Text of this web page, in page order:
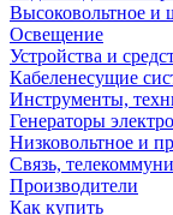
Высоковольтное и
Освещение
Устройства и
Кабеленесущие
Инструменты,
Генераторы
Низковольтное и
Связь,
Производители
Как купить